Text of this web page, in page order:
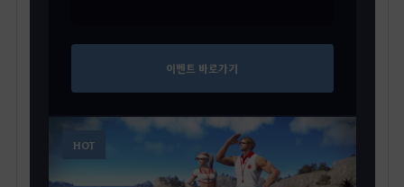
이벤트 바로가기
HOT